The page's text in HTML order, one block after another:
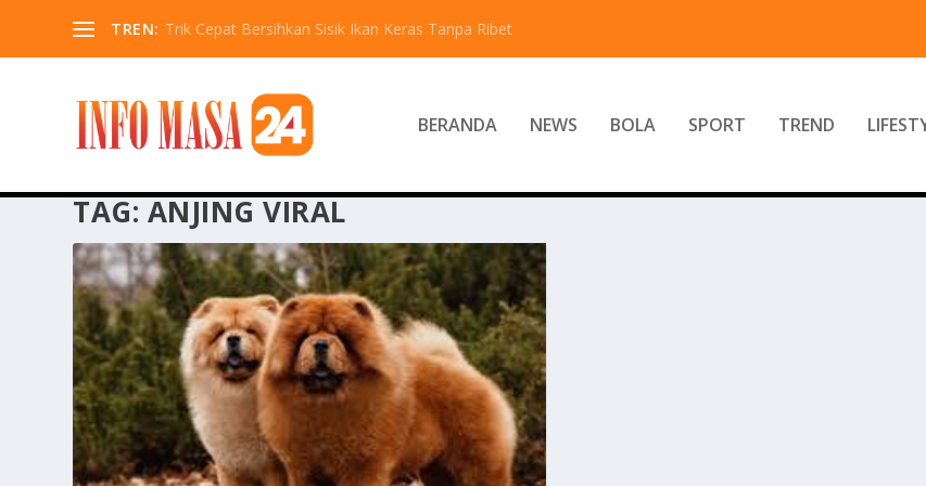
TREN: Trik Cepat Bersihkan Sisik Ikan Keras Tanpa Ribet
BERANDA NEWS BOLA SPORT TREND
TAG: ANJING VIRAL